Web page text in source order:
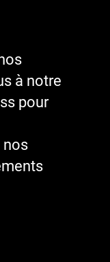
à notre
pour
nos